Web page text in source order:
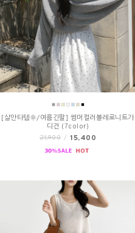
[살안타템🌞/여름긴팔] 썸머컬러볼레로니트가
디건 (7color)
21,900 / 15,400